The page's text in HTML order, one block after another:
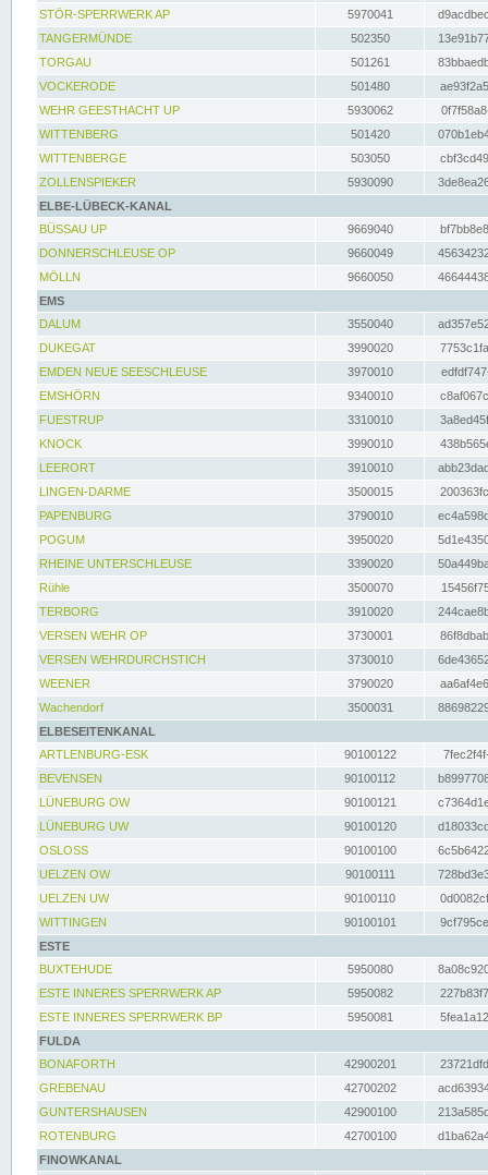
STÖR-SPERRWERK AP 5970041
TANGERMÜNDE
502350
TORGAU
501261
VOCKERODE
501480
WEHR GEESTHACHT UP
5930062
WITTENBERG
501420
WITTENBERGE
503050
ZOLLENSPIEKER
5930090
ELBE-LÜBECK-KANAL
BÜSSAU UP
9669040
DONNERSCHLEUSE OP
9660049
MÖLLN
9660050
EMS
DALUM
3550040
DUKEGAT
3990020
EMDEN NEUE SEESCHLEUSE
3970010
EMSHÖRN
9340010
FUESTRUP
3310010
KNOCK
3990010
LEERORT
3910010
LINGEN-DARME
3500015
PAPENBURG
3790010
POGUM
3950020
RHEINE UNTERSCHLEUSE
3390020
Rühle
3500070
TERBORG
3910020
VERSEN WEHR OP
3730001
VERSEN WEHRDURCHSTICH
3730010
WEENER
3790020
Wachendorf
3500031
ELBESEITENKANAL
ARTLENBURG-ESK
90100122
BEVENSEN
90100112
LÜNEBURG OW
90100121
LÜNEBURG UW
90100120
OSLOSS
90100100
UELZEN OW
90100111
UELZEN UW
90100110
WITTINGEN
90100101
ESTE
BUXTEHUDE
5950080
ESTE INNERES SPERRWERK AP
5950082
ESTE INNERES SPERRWERK BP
5950081
FULDA
BONAFORTH
42900201
GREBENAU
42700202
GUNTERSHAUSEN
42900100
ROTENBURG
42700100
FINOWKANAL